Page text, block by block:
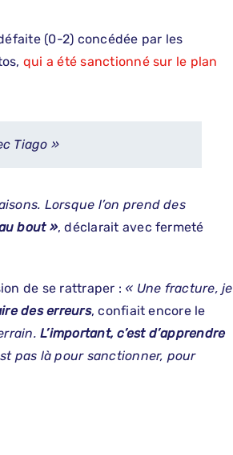
(0-2) concédée par les
qui a été sanctionné sur le plan
Tiago »
Lorsque l’on prend des
bout », déclarait avec fermeté
de se rattraper : « Une fracture, je
des erreurs, confiait encore le
L’important, c’est d’apprendre
pas là pour sanctionner, pour